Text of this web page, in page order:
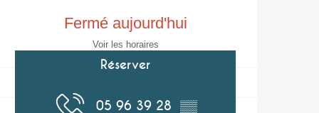
Ouverture et
Fermé aujourd'hui
Voir les horaires
Réserver
05 96 39 28 ▒▒